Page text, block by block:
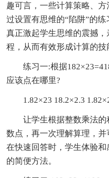
趣可言，一些计算策略、
过设置有思维的“陷阱”的练
真正激起学生思维的震撼
程，从而有效形成计算的技
练习一:根据
应该点在哪里?
1.82×23 18.2×2.3
让学生根据整数乘法的
数点，再一次理解算理，并
在快速回答时，学生体验
的简便方法。